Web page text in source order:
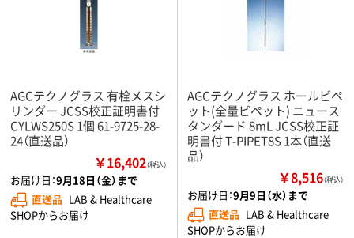
AGCテクノグラス 有栓メスシ
リンダー JCSS校正証明書付
CYLWS250S 1個 61-9725-28-
24（直送品）
￥16,402（税込）
お届け日：9月18日（金）まで
直送品 LAB & Healthcare
SHOPからお届け
AGCテクノグラス ホールピペ
ット(全量ピペット) ニュース
タンダード 8mL JCSS校正証
明書付 T-PIPET8S 1本（直送
品）
￥8,516（税込）
お届け日：9月9日（水）まで
直送品 LAB & Healthcare
SHOPからお届け